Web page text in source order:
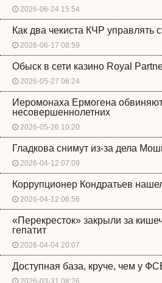
2026-06-24 15:54
Как два чекиста КЧР управлять
2026-06-17 08:59
Обыск в сети казино Royal
2026-05-27 06:24
Иеромонаха Ермогена
несовершеннолетних
2026-05-26 10:20
Гладкова снимут из-за дела
2026-04-12 07:09
Коррупционер Кондратьев
2026-04-12 06:56
«Перекресток» закрыли за
гепатит
2026-04-04 20:07
Доступная база, круче, чем у
2026-03-31 08:26